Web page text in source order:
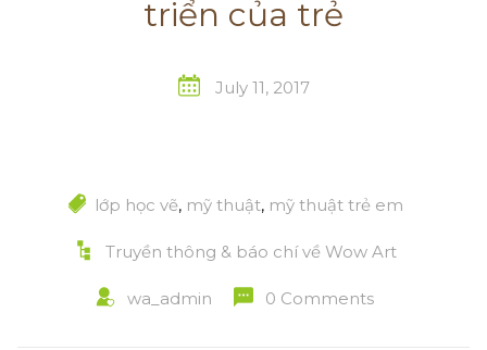
triển của trẻ
July 11, 2017
lớp học vẽ, mỹ thuật, mỹ thuật trẻ em
Truyền thông & báo chí về Wow Art
wa_admin 0 Comments